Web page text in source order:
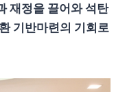
재정을 끌어와 석탄
기반마련의 기회로